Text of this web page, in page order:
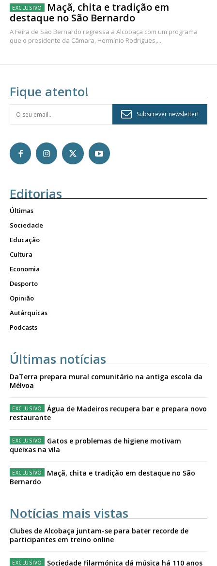
Maçã, chita e tradição em
destaque no São Bernardo
A Feira de São Bernardo regressa a Alcobaça com um programa
que o presidente da Câmara, Hermínio Rodrigues,...
Fique atento!
Subscrever newsletter!
Editorias
Últimas
Sociedade
Educação
Cultura
Economia
Desporto
Opinião
Autárquicas
Podcasts
Últimas notícias
DaTerra prepara mural comunitário na antiga escola da
Mélvoa
Água de Madeiros recupera bar e prepara novo
restaurante
Gatos e problemas de higiene motivam
queixas na vila
Maçã, chita e tradição em destaque no São
Bernardo
Notícias mais vistas
Clubes de Alcobaça juntam-se para bater recorde de
participantes em treino online
Sociedade Filarmónica dá música há 110 anos